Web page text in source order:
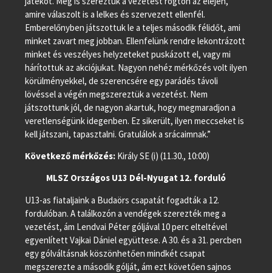
amire válaszolt is a lelkes és szervezett ellenfél.
Emberelőnyben játszottuk le a teljes második félidőt, ami
minket zavart meg jobban. Ellenfelünk rendre lekontrázott
minket és veszélyes helyzeteket puskázott el, vagy mi
hárítottuk az akciójukat. Nagyon nehéz mérkőzés volt ilyen
körülményekkel, de szerencsére egy parádés távoli
lövéssel a végén megszereztük a vezetést. Nem
játszottunk jól, de nagyon akartuk, hogy megmaradjon a
veretlenségünk idegenben. Ez sikerült, ilyen meccseket is
kell játszani, tapasztalni. Gratulálok a srácaimnak.”
Következő mérkőzés: Király SE (i) (11.30., 10:00)
MLSZ Országos U13 Dél-Nyugat 12. forduló
U13-as fiataljaink a Budaörs csapatát fogadták a 12.
fordulóban. A találkozón a vendégek szerezték meg a
vezetést, ám Lendvai Péter góljával 10 perc elteltével
egyenlített Vajkai Dániel együttese. A 30. és a 31. percben
egy gólváltásnak köszönhetően mindkét csapat
megszerezte a második gólját, ám ezt követően sajnos